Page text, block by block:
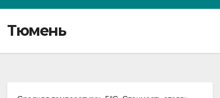
Тюмень